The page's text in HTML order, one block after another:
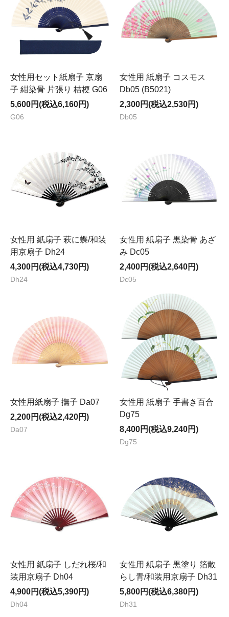
女性用セット紙扇子 京扇
子 紺染骨 片張り 桔梗 G06
5,600円(税込6,160円)
G06
女性用 紙扇子 コスモス
Db05 (B5021)
2,300円(税込2,530円)
Db05
女性用 紙扇子 萩に蝶/和装
用京扇子 Dh24
4,300円(税込4,730円)
Dh24
女性用 紙扇子 黒染骨 あざ
み Dc05
2,400円(税込2,640円)
Dc05
女性用紙扇子 撫子 Da07
2,200円(税込2,420円)
Da07
女性用 紙扇子 手書き百合
Dg75
8,400円(税込9,240円)
Dg75
女性用 紙扇子 しだれ桜/和
装用京扇子 Dh04
4,900円(税込5,390円)
Dh04
女性用 紙扇子 黒塗り 箔散
らし青/和装用京扇子 Dh31
5,800円(税込6,380円)
Dh31